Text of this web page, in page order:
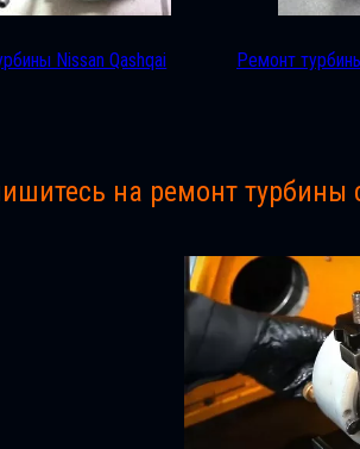
Nissan Qashqai Ремонт
на ремонт турбины